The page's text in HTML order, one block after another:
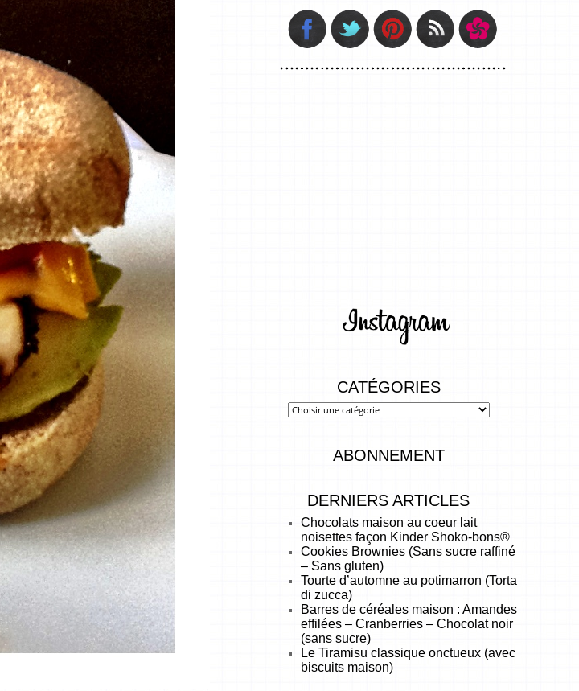
CATÉGORIES
ABONNEMENT
DERNIERS ARTICLES
Chocolats maison au coeur lait
noisettes façon Kinder Shoko-bons®
Cookies Brownies (Sans sucre raffiné
– Sans gluten)
Tourte d’automne au potimarron (Torta
di zucca)
Barres de céréales maison : Amandes
effilées – Cranberries – Chocolat noir
(sans sucre)
Le Tiramisu classique onctueux (avec
biscuits maison)